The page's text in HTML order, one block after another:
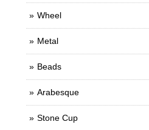
Wheel
Metal
Beads
Arabesque
Stone Cup